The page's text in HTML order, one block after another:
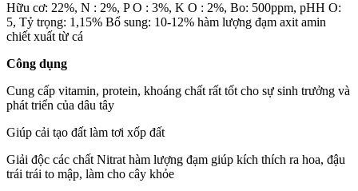
Hữu cơ: 22%, N : 2%, P O : 3%, K O : 2%, Bo: 500ppm, pHH O:
5, Tỷ trọng: 1,15% Bổ sung: 10-12% hàm lượng đạm axit amin
chiết xuất từ cá
Công dụng
Cung cấp vitamin, protein, khoáng chất rất tốt cho sự sinh trưởng và
phát triển của dâu tây
Giúp cải tạo đất làm tơi xốp đất
Giải độc các chất Nitrat hàm lượng đạm giúp kích thích ra hoa, đậu
trái trái to mập, làm cho cây khỏe